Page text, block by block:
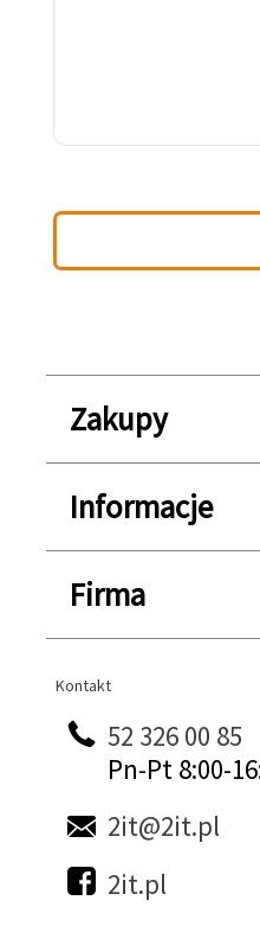
Zakupy
Informacje
Firma
Kontakt
Kontakt
52 326 00 85
Pn-Pt 8:00-
2it@2it.pl
2it.pl